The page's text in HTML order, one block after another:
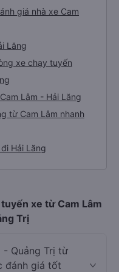
giá nhà xe Cam
Lăng
xe chạy tuyến
Lâm - Hải Lăng
từ Cam Lâm nhanh
Hải Lăng
xe từ Cam Lâm
Trị
- Quảng Trị từ
đánh giá tốt